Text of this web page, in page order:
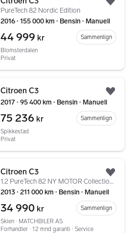
PureTech 82 Nordic Edition
2016 ∙ 155 000 km ∙ Bensin ∙ Manuell
44 999 kr
Sammenlign
Blomsterdalen
Privat
Citroen C3
2017 ∙ 95 400 km ∙ Bensin ∙ Manuell
75 236 kr
Sammenlign
Spikkestad
Privat
Citroen C3
1.2 PureTech 82 NY MOTOR Collection City Pack++
2013 ∙ 211 000 km ∙ Bensin ∙ Manuell
34 990 kr
Sammenlign
Skien ∙ MATCHBILER AS
Forhandler ∙ 12 mnd garanti ∙ Service